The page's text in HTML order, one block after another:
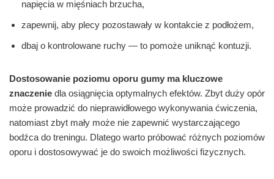
napięcia w mięśniach brzucha,
zapewnij, aby plecy pozostawały w kontakcie z podłożem,
dbaj o kontrolowane ruchy — to pomoże uniknąć kontuzji.
Dostosowanie poziomu oporu gumy ma kluczowe
znaczenie dla osiągnięcia optymalnych efektów. Zbyt duży opór
może prowadzić do nieprawidłowego wykonywania ćwiczenia,
natomiast zbyt mały może nie zapewnić wystarczającego
bodźca do treningu. Dlatego warto próbować różnych poziomów
oporu i dostosowywać je do swoich możliwości fizycznych.